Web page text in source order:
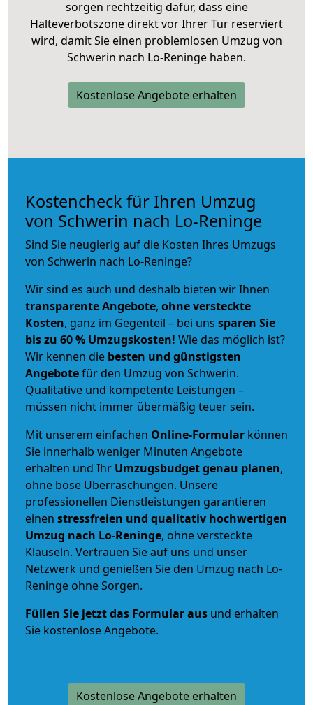
sorgen rechtzeitig dafür, dass eine
Halteverbotszone direkt vor Ihrer Tür reserviert
wird, damit Sie einen problemlosen Umzug von
Schwerin nach Lo-Reninge haben.
Kostenlose Angebote erhalten
Kostencheck für Ihren Umzug
von Schwerin nach Lo-Reninge
Sind Sie neugierig auf die Kosten Ihres Umzugs
von Schwerin nach Lo-Reninge?
Wir sind es auch und deshalb bieten wir Ihnen
transparente Angebote, ohne versteckte
Kosten, ganz im Gegenteil – bei uns sparen Sie
bis zu 60 % Umzugskosten! Wie das möglich ist?
Wir kennen die besten und günstigsten
Angebotefür den Umzug von Schwerin.
Qualitative und kompetente Leistungen –
müssen nicht immer übermäßig teuer sein.
Mit unserem einfachen Online-Formular können
Sie innerhalb weniger Minuten Angebote
erhalten und Ihr Umzugsbudgetgenau planen,
ohne böse Überraschungen. Unsere
professionellen Dienstleistungen garantieren
einen stressfreien und qualitativ hochwertigen
Umzug nach Lo-Reninge, ohne versteckte
Klauseln. Vertrauen Sie auf uns und unser
Netzwerk und genießen Sie den Umzug nach Lo-
Reninge ohne Sorgen.
Füllen Sie jetzt das Formular aus und erhalten
Sie kostenlose Angebote.
Kostenlose Angebote erhalten